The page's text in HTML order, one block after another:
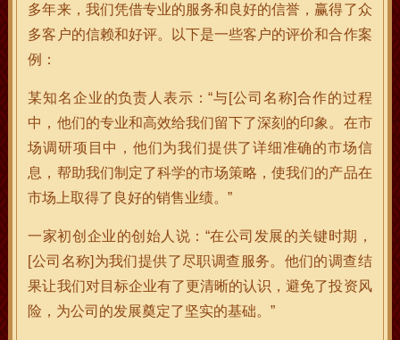
多年来，我们凭借专业的服务和良好的信誉，赢得了众
多客户的信赖和好评。以下是一些客户的评价和合作案
例：
某知名企业的负责人表示：“与[公司名称]合作的过程
中，他们的专业和高效给我们留下了深刻的印象。在市
场调研项目中，他们为我们提供了详细准确的市场信
息，帮助我们制定了科学的市场策略，使我们的产品在
市场上取得了良好的销售业绩。”
一家初创企业的创始人说：“在公司发展的关键时期，
[公司名称]为我们提供了尽职调查服务。他们的调查结
果让我们对目标企业有了更清晰的认识，避免了投资风
险，为公司的发展奠定了坚实的基础。”